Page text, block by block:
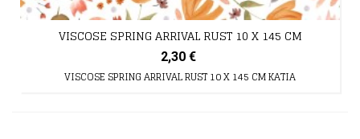
VISCOSE SPRING ARRIVAL RUST 10 X 145 CM
2,30 €
VISCOSE SPRING ARRIVAL RUST 10 X 145 CM KATIA